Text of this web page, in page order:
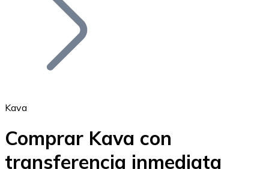
Kava
Comprar Kava con
transferencia inmediata